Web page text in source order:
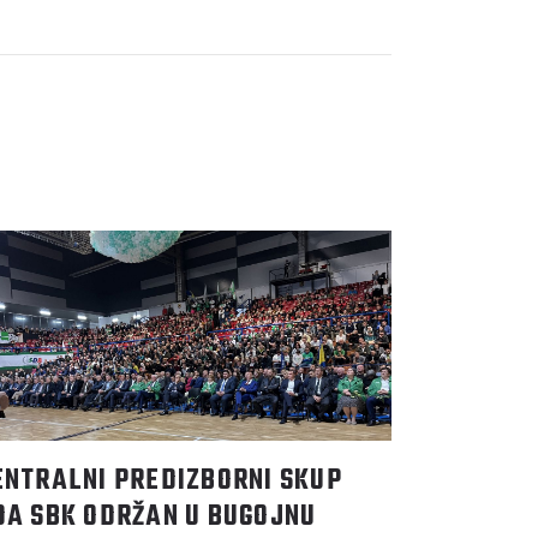
PREDIZBORNI SKUP
SBK ODRŽAN U BUGOJNU